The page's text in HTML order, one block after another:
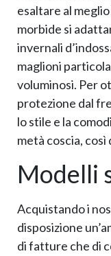
esaltare al
morbide si
invernali
maglioni
voluminosi. Per
protezione dal
lo stile e la
metà coscia,
Modelli
Acquistando i
disposizione
di fatture che di